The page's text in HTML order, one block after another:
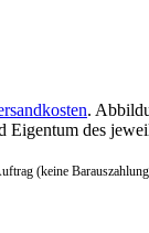
.
des
(keine